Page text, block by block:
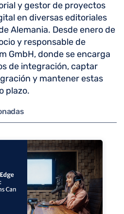
y gestor de proyectos
en diversas editoriales
Alemania. Desde enero de
y responsable de
GmbH, donde se encarga
de integración, captar
y mantener estas
plazo.